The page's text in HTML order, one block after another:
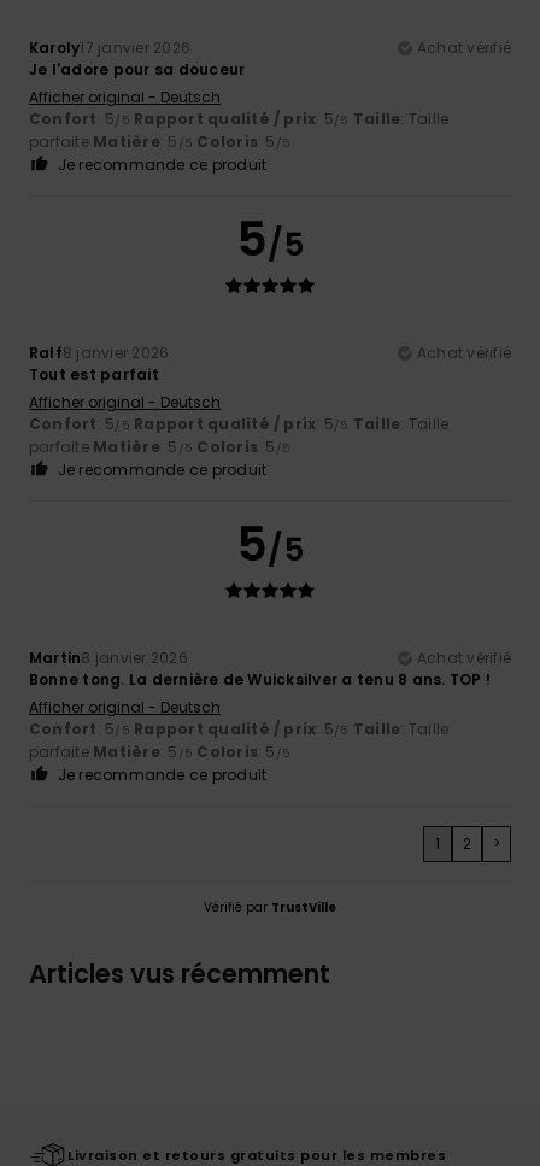
Karoly17 janvier 2026
Achat vérifié
Je l'adore pour sa douceur
Afficher original - Deutsch
Confort: 5/5 Rapport qualité / prix: 5/5 Taille: Taille
parfaite Matière: 5 /5 Coloris: 5 /5
Je recommande ce produit
5/5
Ralf8 janvier 2026
Achat vérifié
Tout est parfait
Afficher original - Deutsch
Confort: 5/5 Rapport qualité / prix: 5/5 Taille: Taille
parfaite Matière: 5 /5 Coloris: 5 /5
Je recommande ce produit
5/5
Martin8 janvier 2026
Achat vérifié
Bonne tong. La dernière de Wuicksilver a tenu 8 ans. TOP !
Afficher original - Deutsch
Confort: 5/5 Rapport qualité / prix: 5/5 Taille: Taille
parfaite Matière: 5 /5 Coloris: 5 /5
Je recommande ce produit
1 2 >
Vérifié par TrustVille
Articles vus récemment
Livraison et retours gratuits pour les membres